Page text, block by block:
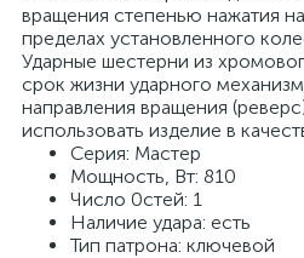
вращения степенью нажатия
пределах установленного
Ударные шестерни из
срок жизни ударного
направления вращения
использовать изделие в
Серия: Мастер
Мощность, Вт: 810
Число 0стей: 1
Наличие удара: есть
Тип патрона: ключевой